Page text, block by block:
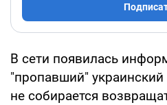
В сети появилась
"пропавший" украинский
не собирается